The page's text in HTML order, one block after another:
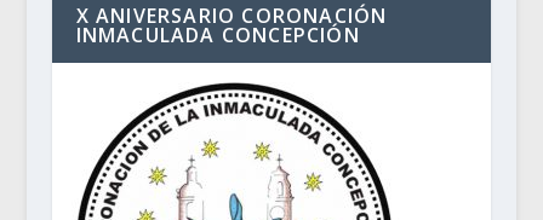
X ANIVERSARIO CORONACIÓN
INMACULADA CONCEPCIÓN